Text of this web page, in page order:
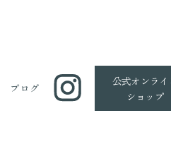
ブログ
公式オンライ
ショップ